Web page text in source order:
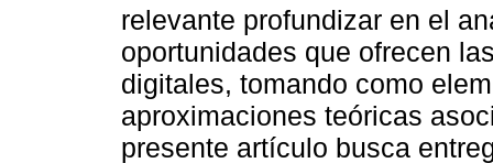
relevante profundizar en el
oportunidades que ofrecen
digitales, tomando como
aproximaciones teóricas
presente artículo busca